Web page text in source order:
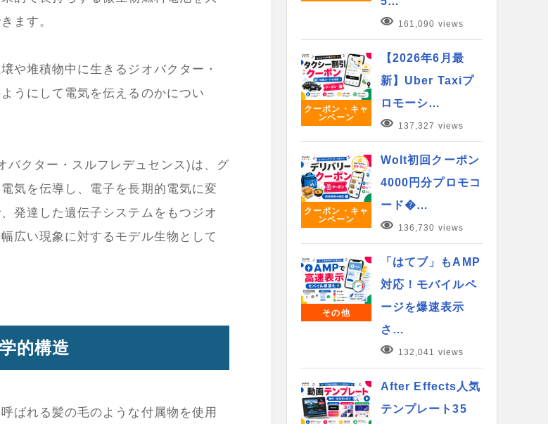
ます。
や堆積物中に生きるジオバクター・
うにして電気を伝えるのかについ
クター・スルフレデュセンス)は、グ
気を伝導し、電子を長期的電気に変
発達した遺伝子システムをもつジオ
広い現象に対するモデル生物として
的構造
ばれる髪の毛のような付属物を使用
161,090 views
クーポン・キャ
ンペーン
【2026年6月最
新】Uber Taxiプ
ロモーシ…
137,327 views
クーポン・キャ
ンペーン
Wolt初回クーポン
4000円分プロモコ
ード�…
136,730 views
その他
「はてブ」もAMP
対応！モバイルペ
ージを爆速表示
さ…
132,041 views
After Effects人気
テンプレート35